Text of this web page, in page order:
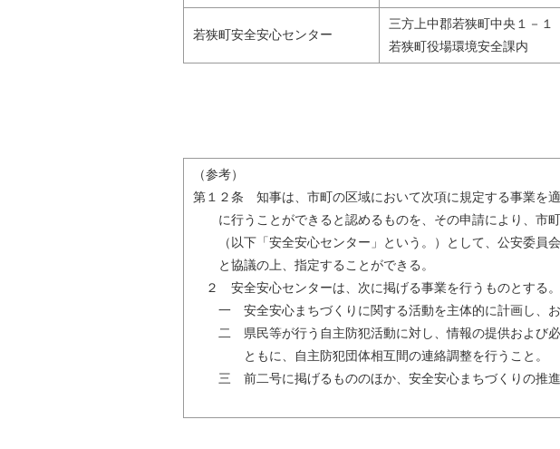
若狭町安全安心センター
三方上中郡若狭町中央１－１
若狭町役場環境安全課内
（参考）
第１２条 知事は、市町の区域において次項に規定する事業を
に行うことができると認めるものを、その申請により、市
（以下「安全安心センター」という。）として、公安委員
と協議の上、指定することができる。
２ 安全安心センターは、次に掲げる事業を行うものとする。
一 安全安心まちづくりに関する活動を主体的に計画し、お
二 県民等が行う自主防犯活動に対し、情報の提供および必
ともに、自主防犯団体相互間の連絡調整を行うこと。
三 前二号に掲げるもののほか、安全安心まちづくりの推進